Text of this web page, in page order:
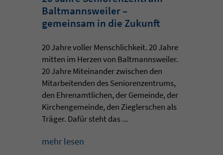
Baltmannsweiler –
gemeinsam in die Zukunft
20 Jahre voller Menschlichkeit. 20 Jahre
mitten im Herzen von Baltmannsweiler.
20 Jahre Miteinander zwischen den
Mitarbeitenden des Seniorenzentrums,
den Ehrenamtlichen, der Gemeinde, der
Kirchengemeinde, den Zieglerschen als
Träger. Dafür steht das ...
mehr lesen